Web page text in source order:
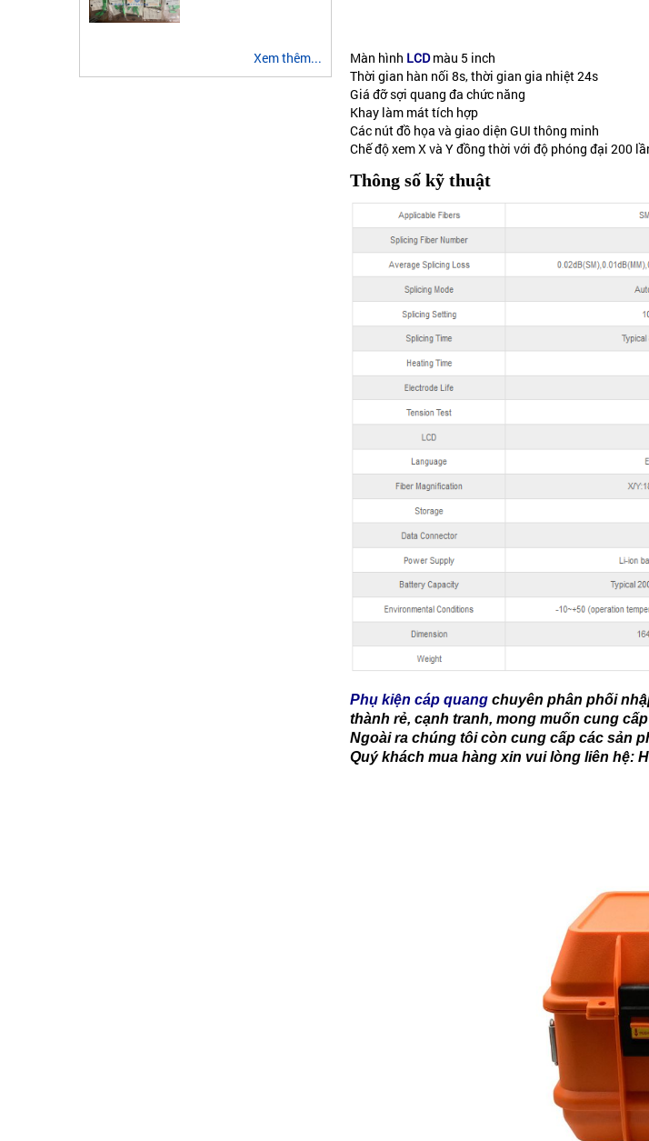
Xem thêm... Màn hình LCDmàu 5 inch
Thời gian hàn nối 8s, thời gian gia nhiệt 24s
Giá đỡ sợi quang đa chức năng
Khay làm mát tích hợp
Các nút đồ họa và giao diện GUI thông minh
Chế độ xem X và Y đồng thời với độ phóng đại 200
Thông số kỹ thuật
Phụ kiện cáp quangchuyên phân phối
thành rẻ, cạnh tranh, mong muốn cung
Ngoài ra chúng tôi còn cung cấp các sản
Quý khách mua hàng xin vui lòng liên hệ: